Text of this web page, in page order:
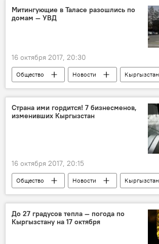
Дональд Трамп
ООН
ЮНЕСКО
деньги
Митингующие в Таласе разошлись по
домам — УВД
16 октября 2017, 20:30
Общество Новости
Кыргызстан
Ситуация в Таласе после выборов президента
Страна ими гордится! 7 бизнесменов,
изменивших Кыргызстан
16 октября 2017, 20:15
Общество Новости
Кыргызстан
Шоро
бизнесмены
бизнес
руководитель
До 27 градусов тепла — погода по
Кыргызстану на 17 октября